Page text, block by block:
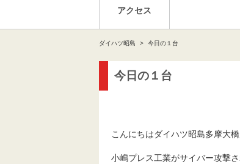
アクセス
ダイハツ昭島 今日の１台
今日の１台
こんにちはダイハツ昭島多摩大橋
小嶋プレス工業がサイバー攻撃